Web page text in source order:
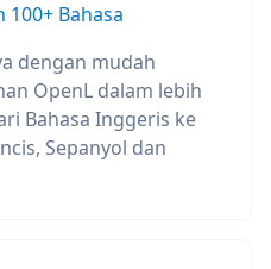
100+ Bahasa
dengan mudah
OpenL dalam lebih
Bahasa Inggeris ke
Sepanyol dan